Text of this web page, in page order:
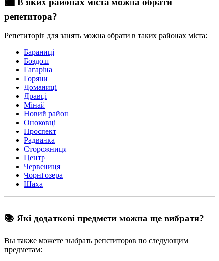
🏙️ В яких районах міста можна обрати
репетитора?
Репетиторів для занять можна обрати в таких районах міста:
Бараниці
Боздош
Гагаріна
Горяни
Доманиці
Дравці
Мінай
Новий район
Оноковці
Проспект
Радванка
Сторожниця
Центр
Червениця
Чорні озера
Шаха
📚 Які додаткові предмети можна ще вибрати?
Вы также можете выбрать репетиторов по следующим
предметам: